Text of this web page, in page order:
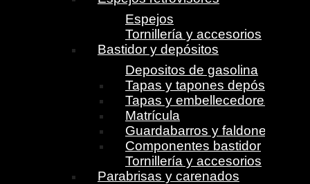
Espejos
Tornillería y accesorios
Bastidor y depósitos
Depositos de gasolina
Tapas y tapones depósito
Tapas y embellecedores
Matrícula
Guardabarros y faldones
Componentes bastidor
Tornillería y accesorios
Parabrisas y carenados